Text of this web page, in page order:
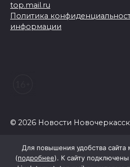
top.mail.ru
Политика
информации
© 2026 Новости
Для повышения удобства
(подробнее). К сайту